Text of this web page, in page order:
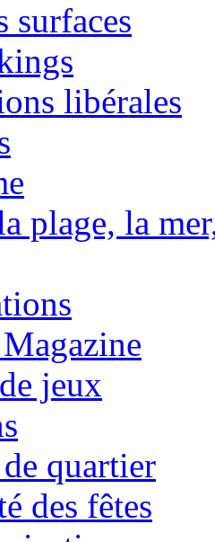
surfaces
libérales
plage, la
jeux
quartier
des fêtes